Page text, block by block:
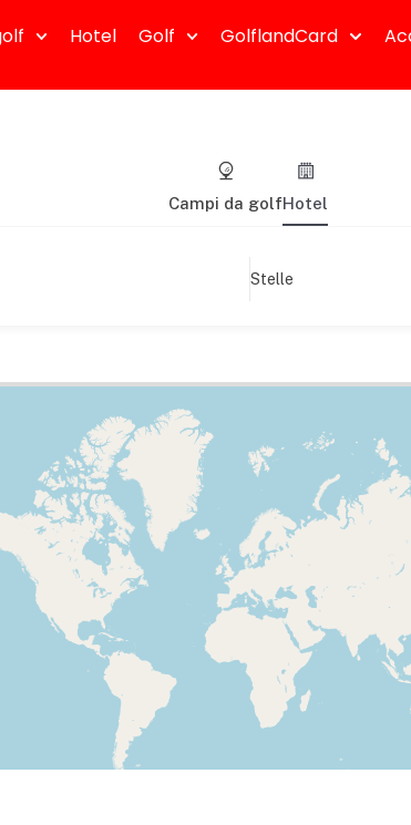
Hotel Golf GolflandCard
Campi da golfHotel
Stelle